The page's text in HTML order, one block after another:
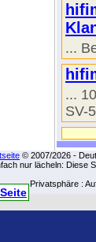
...
...
SV-
© 2007/2026 -
nur lächeln: Diese
Privatsphäre :